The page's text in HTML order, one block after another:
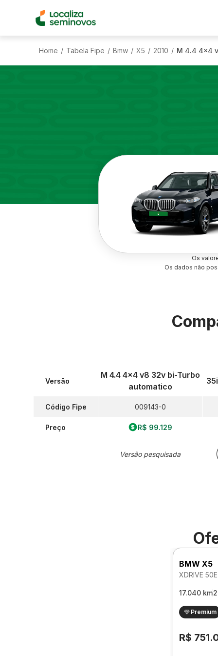
Home / Tabela Fipe / Bmw / X5 / 2010 / M 4.4 4x4
Os
Os dados não
Versão
Código Fipe
Preço
M 4.4 4x4 v8 32v bi-Turbo
automatico
009143-0
R$ 99.129
Versão pesquisada
BMW X5
17.040 km
Premium
R$